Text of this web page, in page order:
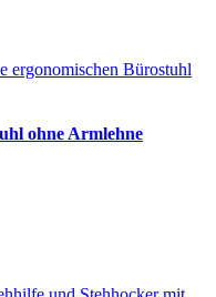
ohne Armlehne